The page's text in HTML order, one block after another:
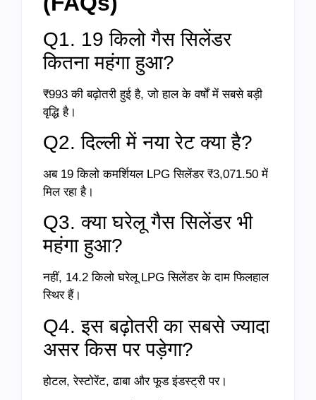
Q1. 19 किलो गैस सिलेंडर
कितना महंगा हुआ?
₹993 की बढ़ोतरी हुई है, जो हाल के वर्षों में सबसे बड़ी
वृद्धि है।
Q2. दिल्ली में नया रेट क्या है?
अब 19 किलो कमर्शियल LPG सिलेंडर ₹3,071.50 में
मिल रहा है।
Q3. क्या घरेलू गैस सिलेंडर भी
महंगा हुआ?
नहीं, 14.2 किलो घरेलू LPG सिलेंडर के दाम फिलहाल
स्थिर हैं।
Q4. इस बढ़ोतरी का सबसे ज्यादा
असर किस पर पड़ेगा?
होटल, रेस्टोरेंट, ढाबा और फूड इंडस्ट्री पर।